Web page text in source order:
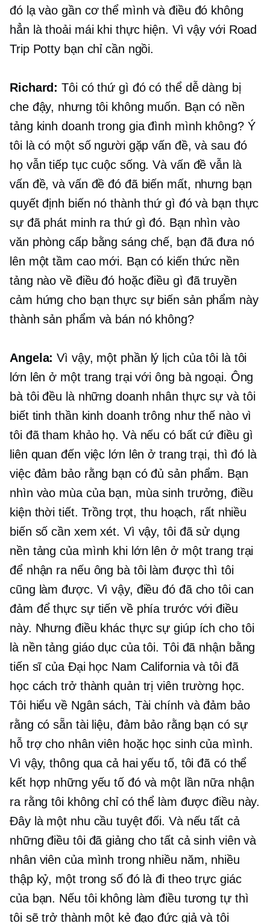
đó lạ vào gần cơ thể mình và điều đó không
hẳn là thoải mái khi thực hiện. Vì vậy với Road
Trip Potty bạn chỉ cần ngồi.
Richard: Tôi có thứ gì đó có thể dễ dàng bị
che đậy, nhưng tôi không muốn. Bạn có nền
tảng kinh doanh trong gia đình mình không? Ý
tôi là có một số người gặp vấn đề, và sau đó
họ vẫn tiếp tục cuộc sống. Và vấn đề vẫn là
vấn đề, và vấn đề đó đã biến mất, nhưng bạn
quyết định biến nó thành thứ gì đó và bạn thực
sự đã phát minh ra thứ gì đó. Bạn nhìn vào
văn phòng cấp bằng sáng chế, bạn đã đưa nó
lên một tầm cao mới. Bạn có kiến ​​thức nền
tảng nào về điều đó hoặc điều gì đã truyền
cảm hứng cho bạn thực sự biến sản phẩm này
thành sản phẩm và bán nó không?
Angela: Vì vậy, một phần lý lịch của tôi là tôi
lớn lên ở một trang trại với ông bà ngoại. Ông
bà tôi đều là những doanh nhân thực sự và tôi
biết tinh thần kinh doanh trông như thế nào vì
tôi đã tham khảo họ. Và nếu có bất cứ điều gì
liên quan đến việc lớn lên ở trang trại, thì đó là
việc đảm bảo rằng bạn có đủ sản phẩm. Bạn
nhìn vào mùa của bạn, mùa sinh trưởng, điều
kiện thời tiết. Trồng trọt, thu hoạch, rất nhiều
biến số cần xem xét. Vì vậy, tôi đã sử dụng
nền tảng của mình khi lớn lên ở một trang trại
để nhận ra nếu ông bà tôi làm được thì tôi
cũng làm được. Vì vậy, điều đó đã cho tôi can
đảm để thực sự tiến về phía trước với điều
này. Nhưng điều khác thực sự giúp ích cho tôi
là nền tảng giáo dục của tôi. Tôi đã nhận bằng
tiến sĩ của Đại học Nam California và tôi đã
học cách trở thành quản trị viên trường học.
Tôi hiểu về Ngân sách, Tài chính và đảm bảo
rằng có sẵn tài liệu, đảm bảo rằng bạn có sự
hỗ trợ cho nhân viên hoặc học sinh của mình.
Vì vậy, thông qua cả hai yếu tố, tôi đã có thể
kết hợp những yếu tố đó và một lần nữa nhận
ra rằng tôi không chỉ có thể làm được điều này.
Đây là một nhu cầu tuyệt đối. Và nếu tất cả
những điều tôi đã giảng cho tất cả sinh viên và
nhân viên của mình trong nhiều năm, nhiều
thập kỷ, một trong số đó là đi theo trực giác
của bạn. Nếu tôi không làm điều tương tự thì
tôi sẽ trở thành một kẻ đạo đức giả và tôi